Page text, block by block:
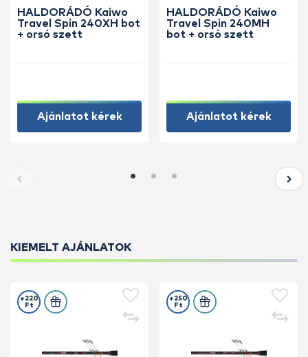
HALDORÁDÓ Kaiwo
Travel Spin 240XH bot
+ orsó szett
Ajánlatot kérek
HALDORÁDÓ Kaiwo
Travel Spin 240MH
bot + orsó szett
Ajánlatot kérek
KIEMELT AJÁNLATOK
+220
Ft
+250
Ft